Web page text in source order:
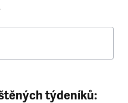
týdeníků: